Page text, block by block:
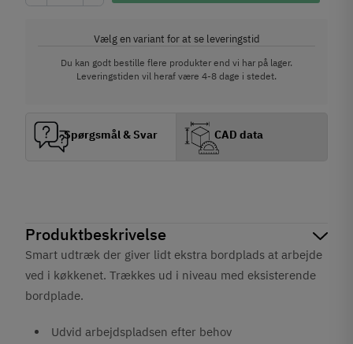
Produktbeskrivelse
Smart udtræk der giver lidt ekstra bordplads at arbejde
ved i køkkenet. Trækkes ud i niveau med eksisterende
bordplade.
Udvid arbejdspladsen efter behov
Vælg en variant for at se leveringstid
Du kan godt bestille flere produkter end vi har på lager.
Leveringstiden vil heraf være 4-8 dage i stedet.
Spørgsmål & Svar CAD data